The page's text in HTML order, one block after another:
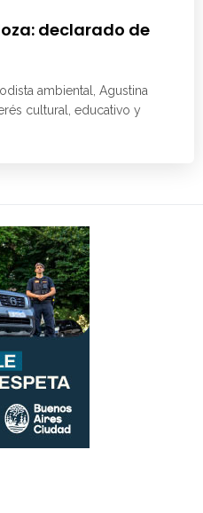
declarado de
ambiental, Agustina
cultural, educativo y